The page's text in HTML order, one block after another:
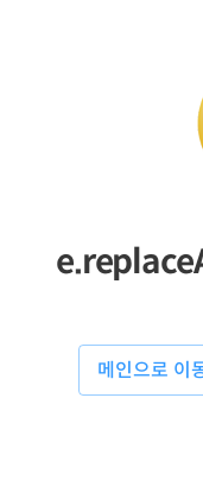
메인으로 이